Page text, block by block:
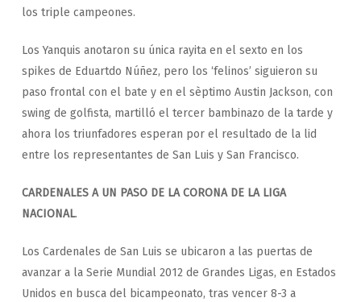
los triple campeones.
Los Yanquis anotaron su única rayita en el sexto en los
spikes de Eduartdo Núñez, pero los ‘felinos’ siguieron su
paso frontal con el bate y en el sèptimo Austin Jackson, con
swing de golfista, martilló el tercer bambinazo de la tarde y
ahora los triunfadores esperan por el resultado de la lid
entre los representantes de San Luis y San Francisco.
CARDENALES A UN PASO DE LA CORONA DE LA LIGA
NACIONAL.
Los Cardenales de San Luis se ubicaron a las puertas de
avanzar a la Serie Mundial 2012 de Grandes Ligas, en Estados
Unidos en busca del bicampeonato, tras vencer 8-3 a